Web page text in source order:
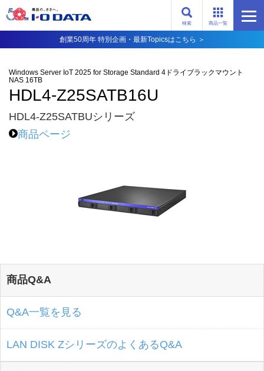
商品一覧
検索
創業50周年 特別企画・最新Topicsはこちら ＞
Windows Server IoT 2025 for Storage Standard 4ドライブラックマウント
NAS 16TB
HDL4-Z25SATB16U
HDL4-Z25SATBUシリーズ
商品ページ
商品Q&A
Q&A一覧を見る
LAN DISK ZシリーズのよくあるQ&A